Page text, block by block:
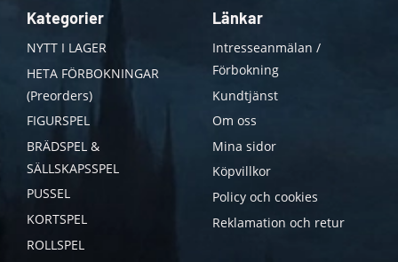
Kategorier
NYTT I LAGER
HETA FÖRBOKNINGAR
(Preorders)
FIGURSPEL
BRÄDSPEL &
SÄLLSKAPSSPEL
PUSSEL
KORTSPEL
ROLLSPEL
Länkar
Intresseanmälan /
Förbokning
Kundtjänst
Om oss
Mina sidor
Köpvillkor
Policy och cookies
Reklamation och retur